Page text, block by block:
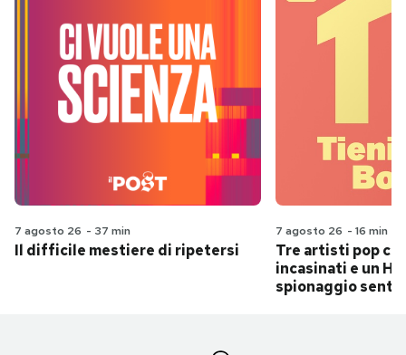
7 agosto 26 - 37 min
Il difficile mestiere di ripetersi
7 agosto 26 - 16 min
Tre artisti pop
incasinati e un
spionaggio